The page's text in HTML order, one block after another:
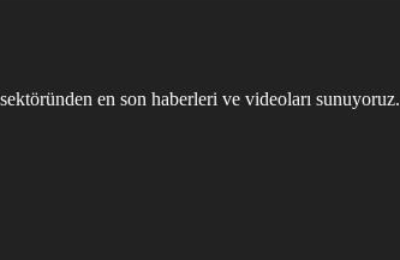
en son haberleri ve videoları sunuyoruz.